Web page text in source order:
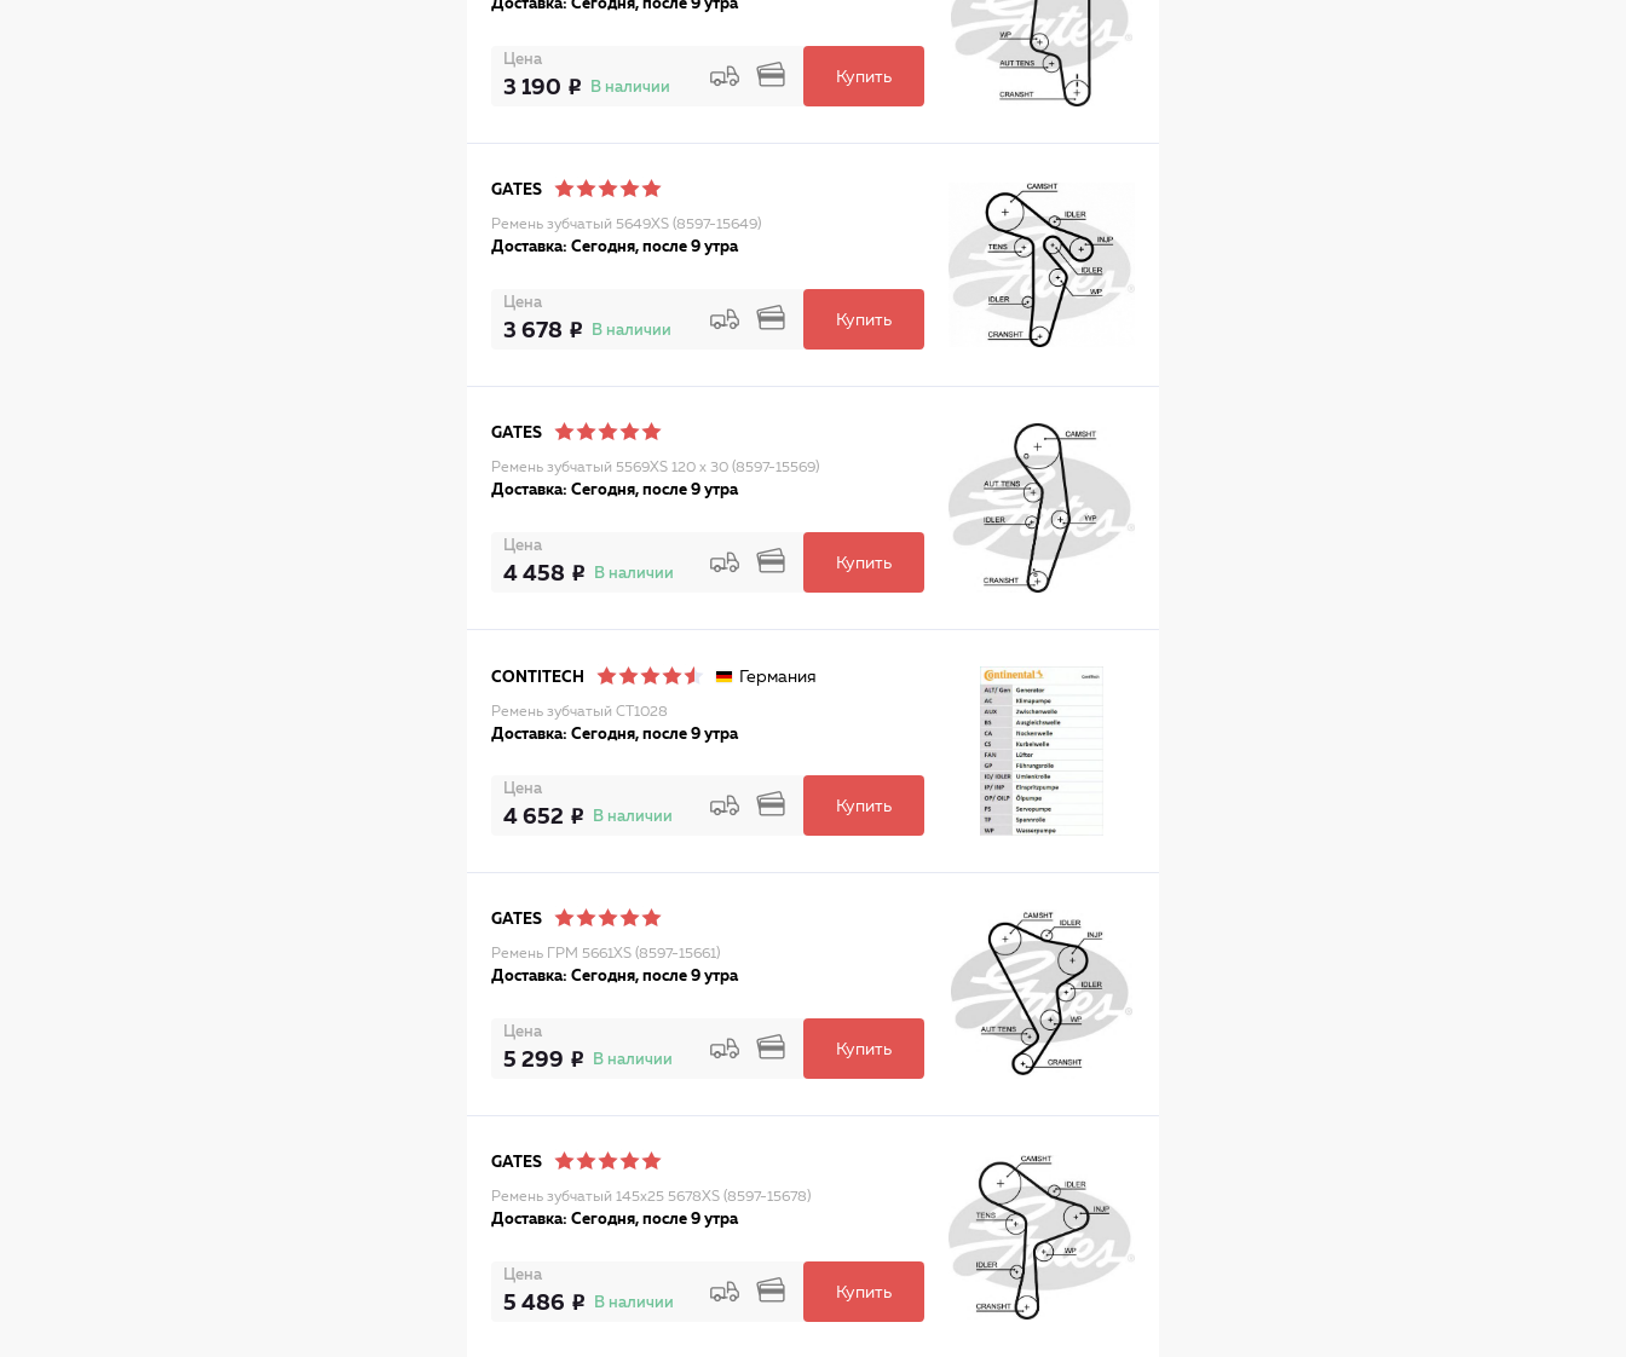
Доставка: Сегодня, после 9 утра
Цена
3 190 В наличии
Купить
GATES
Ремень зубчатый 5649XS (8597-15649)
Доставка: Сегодня, после 9 утра
Цена
3 678 В наличии
Купить
GATES
Ремень зубчатый 5569XS 120 x 30 (8597-15569)
Доставка: Сегодня, после 9 утра
Цена
4 458 В наличии
Купить
CONTITECH Германия
Ремень зубчатый CT1028
Доставка: Сегодня, после 9 утра
Цена
4 652 В наличии
Купить
GATES
Ремень ГРМ 5661XS (8597-15661)
Доставка: Сегодня, после 9 утра
Цена
5 299 В наличии
Купить
GATES
Ремень зубчатый 145x25 5678XS (8597-15678)
Доставка: Сегодня, после 9 утра
Цена
5 486 В наличии
Купить